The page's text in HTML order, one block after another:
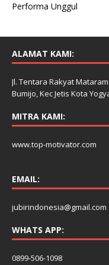
Performa Unggul
ALAMAT KAMI:
Jl. Tentara Rakyat Mataram
Bumijo, Kec Jetis Kota
MITRA KAMI:
www.top-motivator.com
EMAIL:
jubirindonesia@gmail.com
WHATS APP:
0899-506-1098